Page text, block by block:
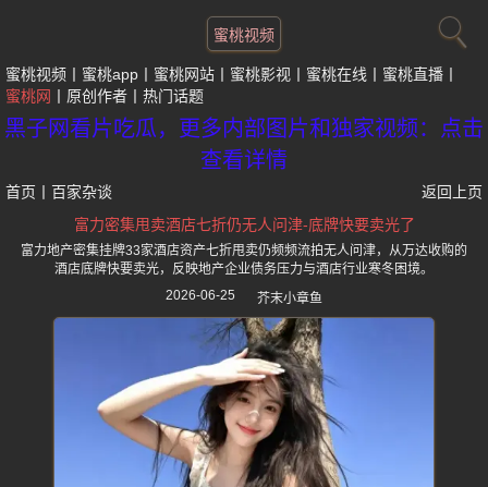
蜜桃视频
蜜桃视频 蜜桃app 蜜桃网站 蜜桃影视 蜜桃在线
蜜桃直播
蜜桃网
原创作者 热门话题
黑子网看片吃瓜，更多内部图片和独家视频：点击
查看详情
首页 百家杂谈
返回上页
富力密集甩卖酒店七折仍无人问津-底牌快要卖光了
富力地产密集挂牌33家酒店资产七折甩卖仍频频流拍无人问津，从万达收购的
酒店底牌快要卖光，反映地产企业债务压力与酒店行业寒冬困境。
2026-06-25
芥末小章鱼